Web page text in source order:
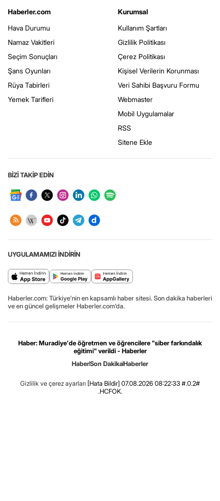
Haberler.com
Hava Durumu
Namaz Vakitleri
Seçim Sonuçları
Şans Oyunları
Rüya Tabirleri
Yemek Tarifleri
Kurumsal
Kullanım Şartları
Gizlilik Politikası
Çerez Politikası
Kişisel Verilerin Korunması
Veri Sahibi Başvuru Formu
Webmaster
Mobil Uygulamalar
RSS
Sitene Ekle
BİZİ TAKİP EDİN
UYGULAMAMIZI İNDİRİN
Haberler.com: Türkiye’nin en kapsamlı haber sitesi. Son dakika haberleri
ve en güncel gelişmeler Haberler.com’da.
Haber: Muradiye'de öğretmen ve öğrencilere "siber farkındalık
eğitimi" verildi - Haberler
HaberSon DakikaHaberler
Gizlilik ve çerez ayarları [Hata Bildir] 07.08.2026 08:22:33 #.0.2#
.HCFOK.